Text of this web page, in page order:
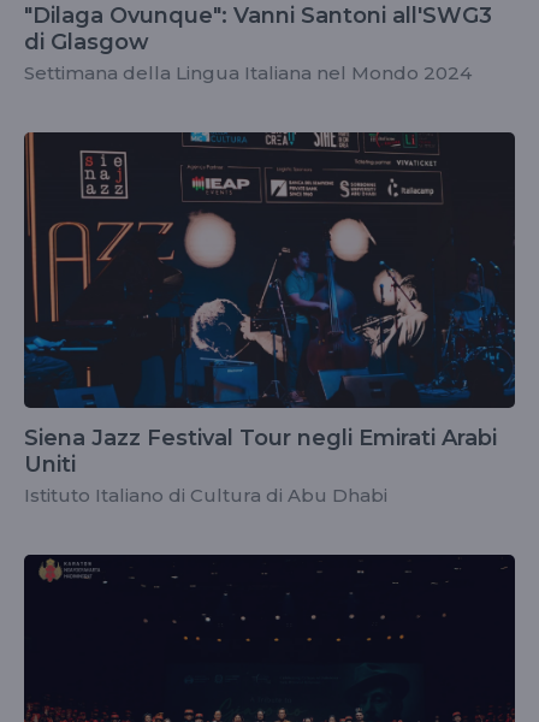
"Dilaga Ovunque": Vanni Santoni all'SWG3
di Glasgow
Settimana della Lingua Italiana nel Mondo 2024
Siena Jazz Festival Tour negli Emirati Arabi
Uniti
Istituto Italiano di Cultura di Abu Dhabi